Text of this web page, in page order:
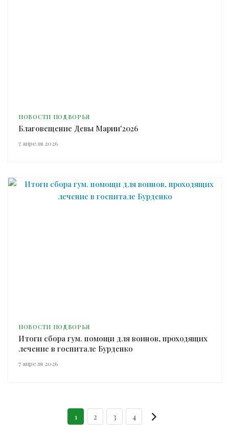
НОВОСТИ ПОДВОРЬЯ
Благовещение Девы Марии'2026
7 апреля 2026
НОВОСТИ ПОДВОРЬЯ
Итоги сбора гум. помощи для воинов, проходящих
лечение в госпитале Бурденко
7 апреля 2026
1 2 3 4